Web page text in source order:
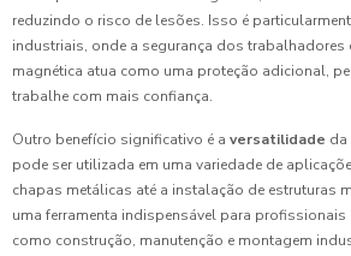
reduzindo o risco de lesões. Isso é
industriais, onde a segurança dos trabalhadores
magnética atua como uma proteção adicional,
trabalhe com mais confiança.
Outro benefício significativo é a versatilidade da
pode ser utilizada em uma variedade de
chapas metálicas até a instalação de estruturas
uma ferramenta indispensável para profissionais
como construção, manutenção e montagem